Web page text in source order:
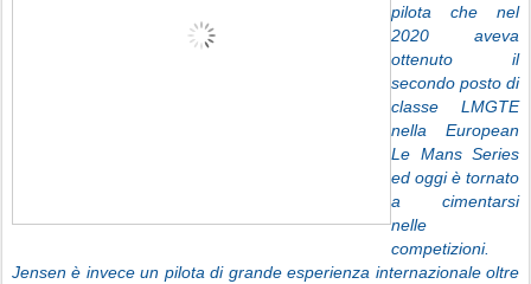
pilota che nel
2020 aveva
ottenuto il
secondo posto di
classe LMGTE
nella European
Le Mans Series
ed oggi è tornato
a cimentarsi
nelle
competizioni.
Jensen è invece un pilota di grande esperienza internazionale oltre